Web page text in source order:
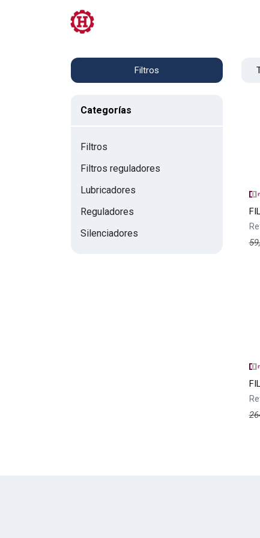
Filtros
Categorías
Filtros
Filtros reguladores
Lubricadores
Reguladores
Silenciadores